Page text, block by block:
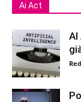
Ai Act
AI